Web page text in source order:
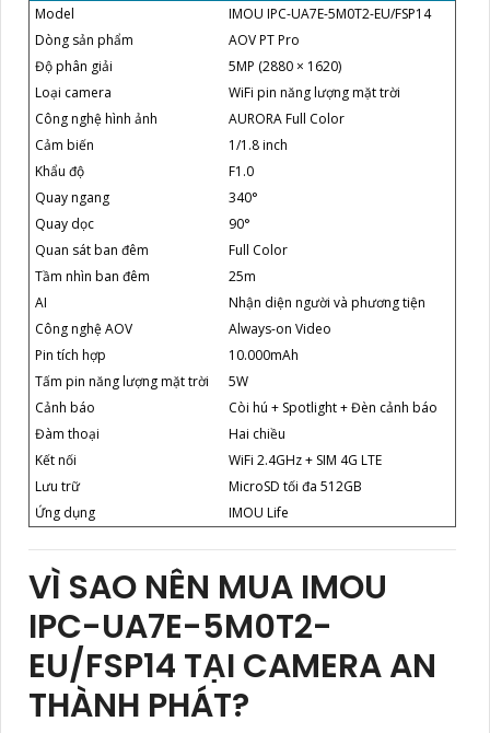
Model
IMOU IPC-UA7E-5M0T2-EU/FSP14
Dòng sản phẩm
AOV PT Pro
Độ phân giải
5MP (2880 × 1620)
Loại camera
WiFi pin năng lượng mặt trời
Công nghệ hình ảnh
AURORA Full Color
Cảm biến
1/1.8 inch
Khẩu độ
F1.0
Quay ngang
340°
Quay dọc
90°
Quan sát ban đêm
Full Color
Tầm nhìn ban đêm
25m
AI
Nhận diện người và phương tiện
Công nghệ AOV
Always-on Video
Pin tích hợp
10.000mAh
Tấm pin năng lượng mặt trời
5W
Cảnh báo
Còi hú + Spotlight + Đèn cảnh báo
Đàm thoại
Hai chiều
Kết nối
WiFi 2.4GHz + SIM 4G LTE
Lưu trữ
MicroSD tối đa 512GB
Ứng dụng
IMOU Life
VÌ SAO NÊN MUA IMOU
IPC-UA7E-5M0T2-
EU/FSP14 TẠI CAMERA AN
THÀNH PHÁT?